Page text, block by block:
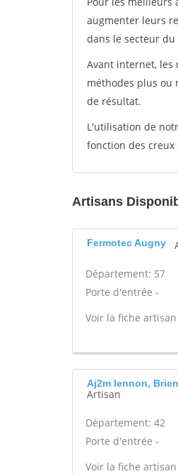
augmenter leurs
dans le secteur
Avant internet, les
méthodes plus ou
de résultat.
L'utilisation de
fonction des
Artisans
Fermotec Augny
Département: 57
Porte d'entrée -
Voir la fiche artisan
Aj2m Iennon,
Artisan
Département: 42
Porte d'entrée -
Voir la fiche artisan